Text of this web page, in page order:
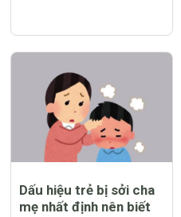
Dấu hiệu trẻ bị sởi cha
mẹ nhất định nên biết